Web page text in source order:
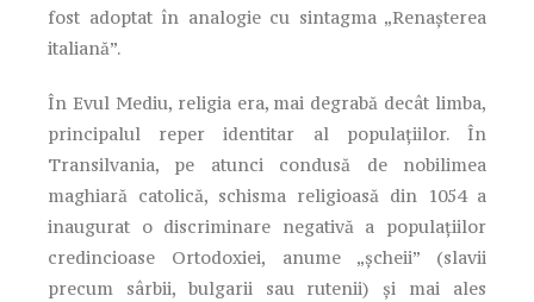
fost adoptat în analogie cu sintagma „Renașterea
italiană”.
În Evul Mediu, religia era, mai degrabă decât limba,
principalul reper identitar al populațiilor. În
Transilvania, pe atunci condusă de nobilimea
maghiară catolică, schisma religioasă din 1054 a
inaugurat o discriminare negativă a populațiilor
credincioase Ortodoxiei, anume „șcheii” (slavii
precum sârbii, bulgarii sau rutenii) și mai ales